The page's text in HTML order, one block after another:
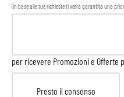
(in base alle tue richieste ti verrà garantita una
per ricevere Promozioni e Offerte
Presto il consenso